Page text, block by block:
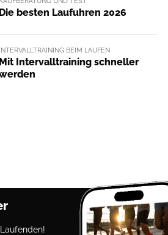
Die besten Laufuhren 2026
INTERVALLTRAINING BEIM LAUFEN
Mit Intervalltraining schneller